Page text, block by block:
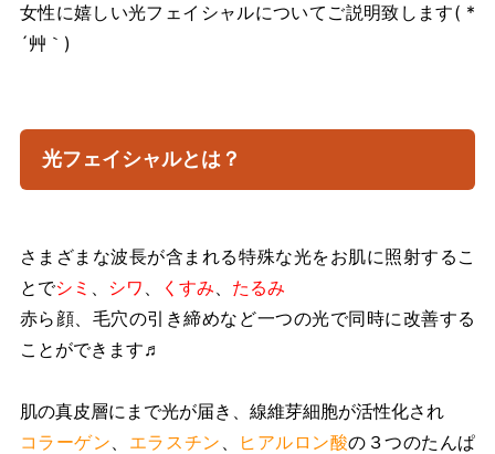
女性に嬉しい光フェイシャルについてご説明致します( *
´艸｀)
光フェイシャルとは？
さまざまな波長が含まれる特殊な光をお肌に照射するこ
とでシミ 、 シワ 、 くすみ、 たるみ
赤ら顔、毛穴の引き締めなど一つの光で同時に改善する
ことができます♬
肌の真皮層にまで光が届き、線維芽細胞が活性化され
コラーゲン、 エラスチン 、 ヒアルロン酸の３つのたんぱ